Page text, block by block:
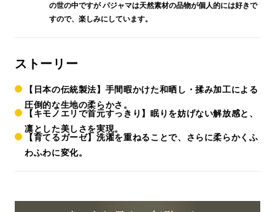
の世の中ですが パジャマは天然素材の品物が個人的には好きで
すので、楽しみにしています。
ストーリー
【日本の伝統製法】手間暇かけた和晒し・揉み加工による
圧倒的な生地の柔らかさ。
【キモノエリで首元すっきり】眠りを妨げない解放感と、
凛とした美しさを実現。
【育てるガーゼ】洗濯を重ねることで、さらに柔らかくふ
わふわに変化。